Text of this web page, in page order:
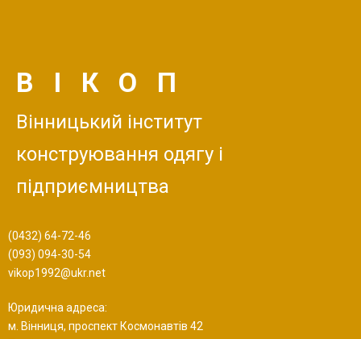
ВІКОП
Вінницький інститут
конструювання одягу і
підприємництва
(0432) 64-72-46
(093) 094-30-54
vikop1992@ukr.net
Юридична адреса:
м. Вінниця, проспект Космонавтів 42